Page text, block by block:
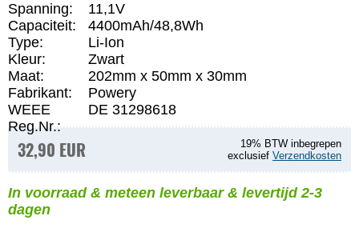
Spanning:
11,1V
Capaciteit:
4400mAh/48,8Wh
Type:
Li-Ion
Kleur:
Zwart
Maat:
202mm x 50mm x 30mm
Fabrikant:
Powery
WEEE
Reg.Nr.:
DE 31298618
32,90 EUR
19% BTW inbegrepen
exclusief Verzendkosten
In voorraad & meteen leverbaar & levertijd 2-3
dagen